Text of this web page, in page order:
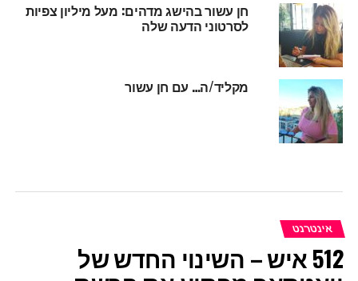
חן עשור בהישג מדהים: מעל מיליון צפיות
לסרטוני הדעה שלה
מקליד/ה… עם חן עשור
אינטרנט
512 איש – השינוי החדש של